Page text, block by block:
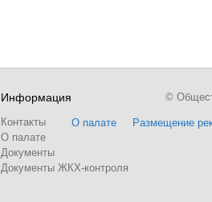
Информация
Контакты
О палате
Документы
Документы ЖКХ-контроля
О палате Размещение
©